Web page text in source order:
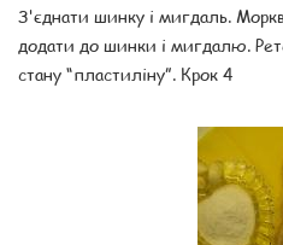
З'єднати шинку і мигдаль.
додати до шинки і мигдалю.
стану “пластиліну”. Крок 4